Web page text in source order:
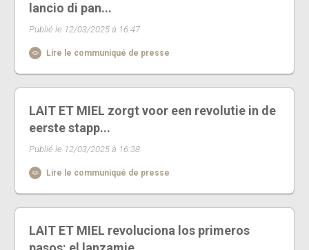
lancio di pan...
Publié le 12/03/2025 à 16:47
Lire le communiqué de presse
LAIT ET MIEL zorgt voor een revolutie in de
eerste stapp...
Publié le 12/03/2025 à 16:38
Lire le communiqué de presse
LAIT ET MIEL revoluciona los primeros